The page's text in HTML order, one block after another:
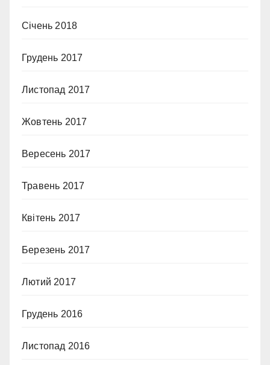
Січень 2018
Грудень 2017
Листопад 2017
Жовтень 2017
Вересень 2017
Травень 2017
Квітень 2017
Березень 2017
Лютий 2017
Грудень 2016
Листопад 2016